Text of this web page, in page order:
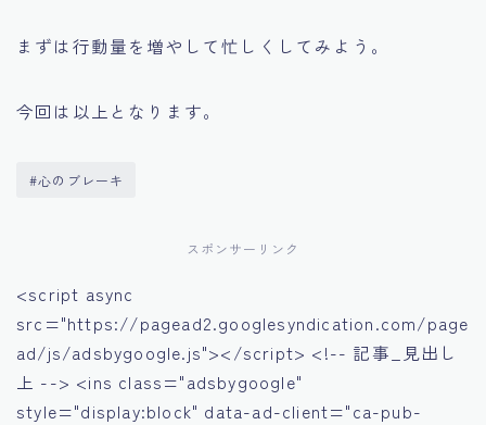
まずは行動量を増やして忙しくしてみよう。
今回は以上となります。
#心のブレーキ
スポンサーリンク
<script async
src="https://pagead2.googlesyndication.com/page
ad/js/adsbygoogle.js"></script> <!-- 記事_見出し
上 --> <ins class="adsbygoogle"
style="display:block" data-ad-client="ca-pub-